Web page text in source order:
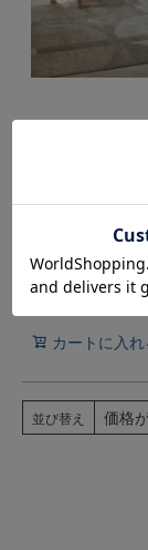
ラグ｜
防炎・制電・床
カーペットマル
165,000
カートに入れ
並び替え 価格